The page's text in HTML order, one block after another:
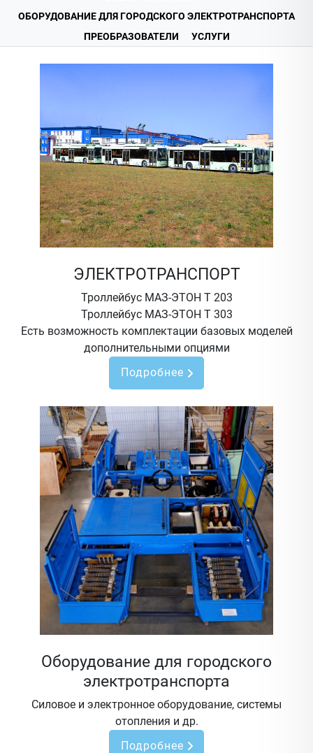
ОБОРУДОВАНИЕ ДЛЯ ГОРОДСКОГО ЭЛЕКТРОТРАНСПОРТА
ПРЕОБРАЗОВАТЕЛИ
УСЛУГИ
ЭЛЕКТРОТРАНСПОРТ
Троллейбус МАЗ-ЭТОН Т 203
Троллейбус МАЗ-ЭТОН Т 303
Есть возможность комплектации базовых моделей
дополнительными опциями
Подробнее
Оборудование для городского
электротранспорта
Силовое и электронное оборудование, системы
отопления и др.
Подробнее